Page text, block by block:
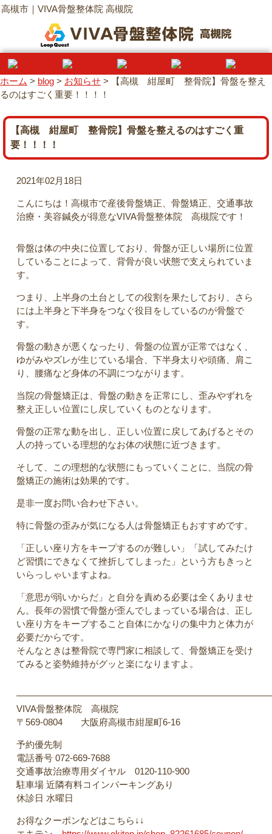
高槻市｜VIVA骨盤整体院 高槻院
ホーム > blog > お知らせ >
【高槻 紺屋町 整骨院】骨盤を整え
るのはすごく重要！！！！
【高槻 紺屋町 整骨院】骨盤を整えるのはすごく重
要！！！！
2021年02月18日
こんにちは！高槻市で産後骨盤矯正、骨盤矯正、交通事故
治療・美容鍼灸が得意なVIVA骨盤整体院 高槻院です！
骨盤は体の中央に位置しており、骨盤が正しい場所に位置
していることによって、背骨が良い状態で支えられていま
す。
つまり、上半身の土台としての役割を果たしており、さら
には上半身と下半身をつなぐ役目をしているのが骨盤で
す。
骨盤の動きが悪くなったり、骨盤の位置が正常ではなく、
ゆがみやズレが生じている場合、下半身太りや頭痛、肩こ
り、腰痛など身体の不調につながります。
当院の骨盤矯正は、骨盤の動きを正常にし、歪みやずれを
整え正しい位置にし戻していくものとなります。
骨盤の正常な動を出し、正しい位置に戻してあげるとその
人の持っている理想的なお体の状態に近づきます。
そして、この理想的な状態にもっていくことに、当院の骨
盤矯正の施術は効果的です。
是非一度お問い合わせ下さい。
特に骨盤の歪みが気になる人は骨盤矯正もおすすめです。
「正しい座り方をキープするのが難しい」「試してみたけ
ど習慣にできなくて挫折してしまった」という方もきっと
いらっしゃいますよね。
「意思が弱いからだ」と自分を責める必要は全くありませ
ん。長年の習慣で骨盤が歪んでしまっている場合は、正し
い座り方をキープすること自体にかなりの集中力と体力が
必要だからです。
そんなときは整骨院で専門家に相談して、骨盤矯正を受け
てみると姿勢維持がグッと楽になりますよ。
VIVA骨盤整体院 高槻院
〒569-0804 大阪府高槻市紺屋町6-16
予約優先制
電話番号 072-669-7688
交通事故治療専用ダイヤル 0120-110-900
駐車場 近隣有料コインパーキングあり
休診日 水曜日
お得なクーポンなどはこちら↓↓